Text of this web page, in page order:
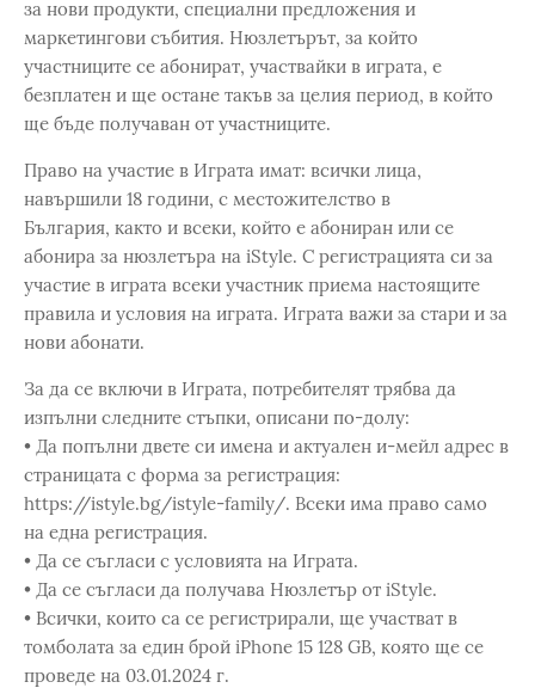
за нови продукти, специални предложения и
маркетингови събития. Нюзлетърът, за който
участниците се абонират, участвайки в играта, е
безплатен и ще остане такъв за целия период, в който
ще бъде получаван от участниците.
Право на участие в Играта имат: всички лица,
навършили 18 години, с местожителство в
България, както и всеки, който е абониран или се
абонира за нюзлетъра на iStyle. С регистрацията си за
участие в играта всеки участник приема настоящите
правила и условия на играта. Играта важи за стари и за
нови абонати.
За да се включи в Играта, потребителят трябва да
изпълни следните стъпки, описани по-долу:
• Да попълни двете си имена и актуален и-мейл адрес в
страницата с форма за регистрация:
https://istyle.bg/istyle-family/. Всеки има право само
на една регистрация.
• Да се съгласи с условията на Играта.
• Да се съгласи да получава Нюзлетър от iStyle.
• Всички, които са се регистрирали, щe участват в
томболата за един брой iPhone 15 128 GB, която ще се
проведе на 03.01.2024 г.